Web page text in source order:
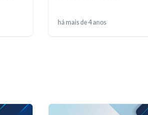
há mais de 4 anos